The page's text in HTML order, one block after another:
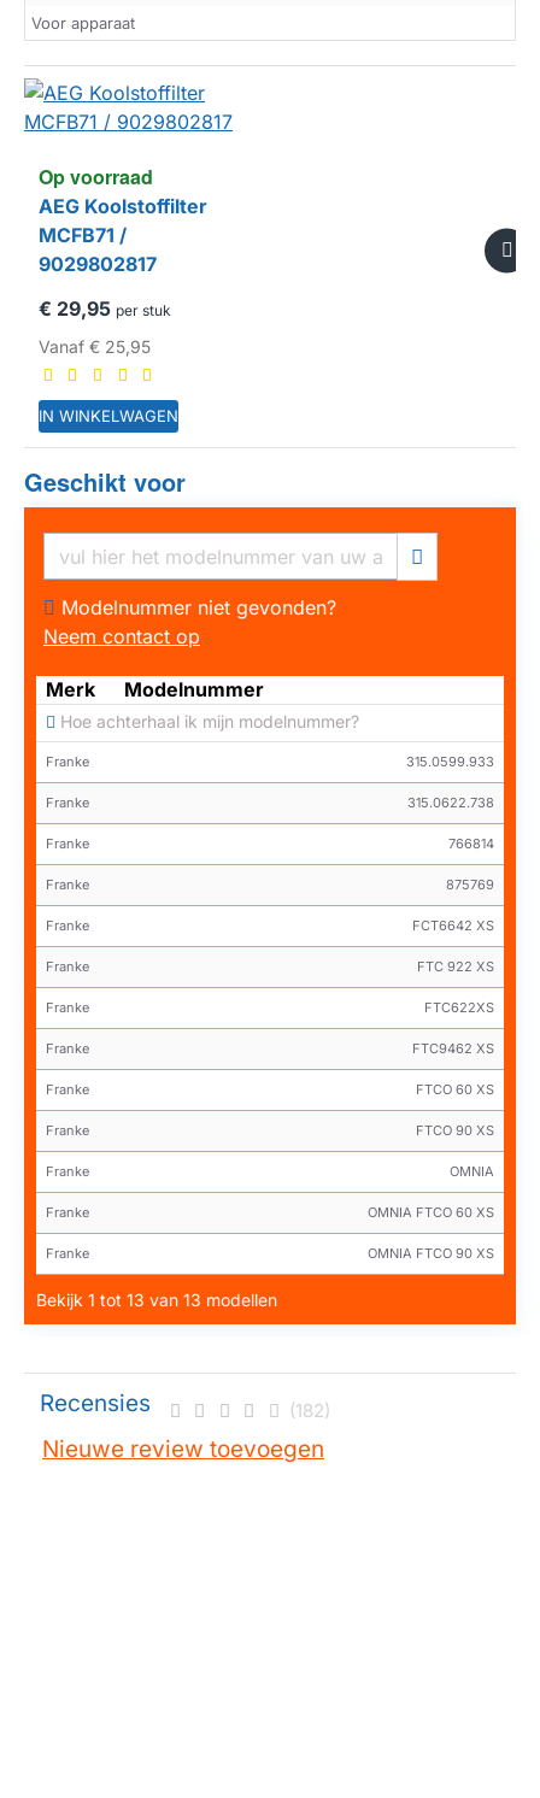
Voor apparaat
Op voorraad
AEG Koolstoffilter
MCFB71 /
9029802817
€ 29,95 per stuk
Vanaf € 25,95
IN WINKELWAGEN
Geschikt voor
Modelnummer niet gevonden?
Neem contact op
Merk Modelnummer
Hoe achterhaal ik mijn modelnummer?
Franke 315.0599.933
Franke 315.0622.738
Franke 766814
Franke 875769
Franke FCT6642 XS
Franke FTC 922 XS
Franke FTC622XS
Franke FTC9462 XS
Franke FTCO 60 XS
Franke FTCO 90 XS
Franke OMNIA
Franke OMNIA FTCO 60 XS
Franke OMNIA FTCO 90 XS
Bekijk 1 tot 13 van 13 modellen
Recensies (182)
Nieuwe review toevoegen